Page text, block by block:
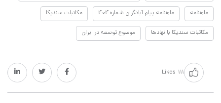
ماهنامه ماهنامه پیام آبادگران شماره ۴۰۴ مکاتبات سندیکا
مکاتبات سندیکا با نهادها موضوع توسعه در ایران
۱۱۱ Likes